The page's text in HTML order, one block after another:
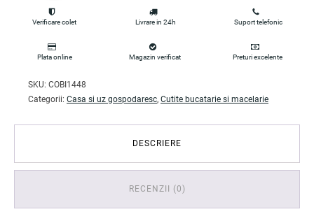
Verificare colet Livrare in 24h Suport telefonic
Plata online Magazin verificat Preturi excelente
SKU: COBI1448
Categorii: Casa si uz gospodaresc, Cutite bucatarie si macelarie
DESCRIERE
RECENZII (0)